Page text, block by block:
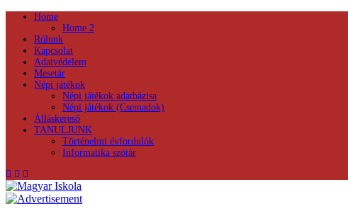
Home
Home 2
Rólunk
Kapcsolat
Adatvédelem
Mesetár
Népi játékok
Népi játékok adatbázisa
Népi játékok (Csemadok)
Álláskereső
TANULJUNK
Történelmi évfordulók
Informatika szótár